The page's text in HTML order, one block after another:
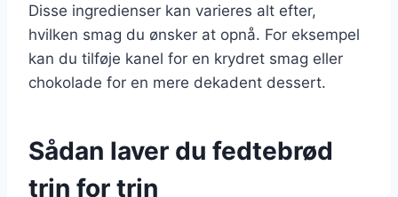
Disse ingredienser kan varieres alt efter,
hvilken smag du ønsker at opnå. For eksempel
kan du tilføje kanel for en krydret smag eller
chokolade for en mere dekadent dessert.
Sådan laver du fedtebrød
trin for trin